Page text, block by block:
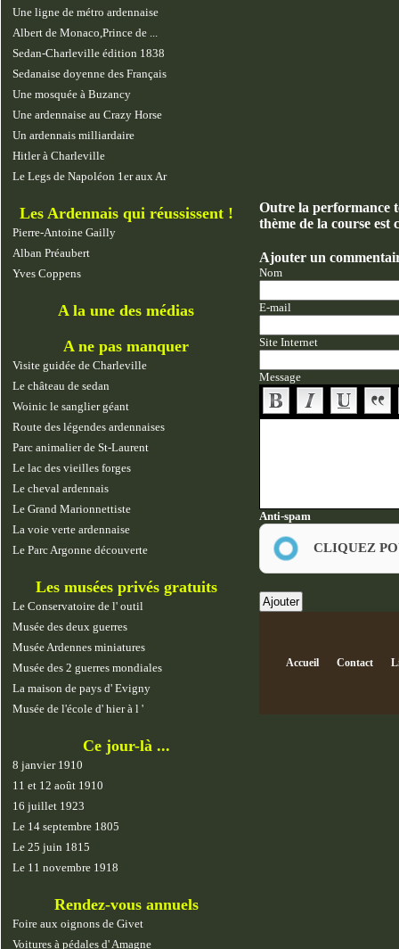
Une ligne de métro ardennaise
Albert de Monaco,Prince de ...
Sedan-Charleville édition 1838
Sedanaise doyenne des Français
Une mosquée à Buzancy
Une ardennaise au Crazy Horse
Un ardennais milliardaire
Hitler à Charleville
Le Legs de Napoléon 1er aux Ar
Les Ardennais qui réussissent !
Pierre-Antoine Gailly
Alban Préaubert
Yves Coppens
A la une des médias
A ne pas manquer
Visite guidée de Charleville
Le château de sedan
Woinic le sanglier géant
Route des légendes ardennaises
Parc animalier de St-Laurent
Le lac des vieilles forges
Le cheval ardennais
Le Grand Marionnettiste
La voie verte ardennaise
Le Parc Argonne découverte
Les musées privés gratuits
Le Conservatoire de l' outil
Musée des deux guerres
Musée Ardennes miniatures
Musée des 2 guerres mondiales
La maison de pays d' Evigny
Musée de l'école d' hier à l '
Ce jour-là ...
8 janvier 1910
11 et 12 août 1910
16 juillet 1923
Le 14 septembre 1805
Le 25 juin 1815
Le 11 novembre 1918
Rendez-vous annuels
Foire aux oignons de Givet
Voitures à pédales d' Amagne
Outre la performance
thème de la course est
Ajouter un
Nom
E-mail
Site Internet
Message
Anti-spam
CLIQUEZ
Accueil Contact